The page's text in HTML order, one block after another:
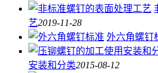
艺2019-11-28
外六角螺钉
安装和分类2015-08-12